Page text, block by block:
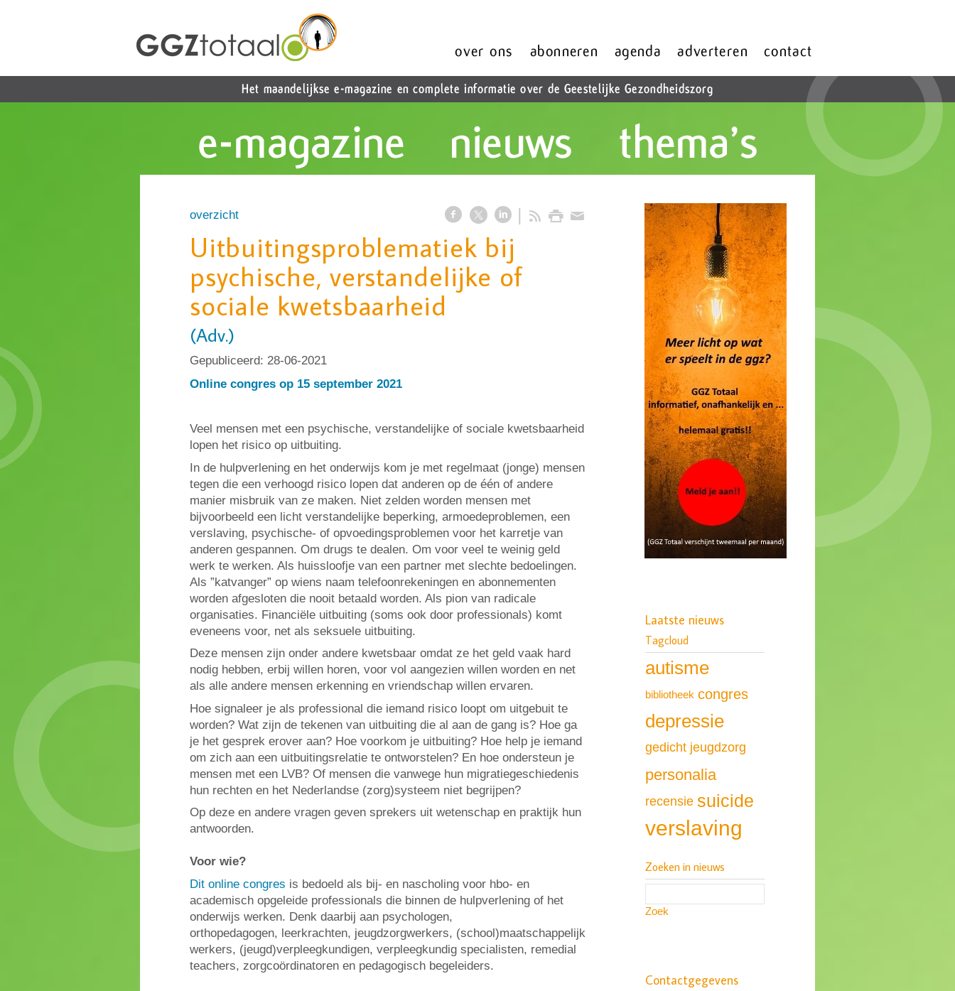
overzicht
Uitbuitingsproblematiek bij
psychische, verstandelijke of
sociale kwetsbaarheid
(Adv.)
Gepubliceerd: 28-06-2021
Online congres op 15 september 2021
Veel mensen met een psychische, verstandelijke of sociale kwetsbaarheid
lopen het risico op uitbuiting.
In de hulpverlening en het onderwijs kom je met regelmaat (jonge) mensen
tegen die een verhoogd risico lopen dat anderen op de één of andere
manier misbruik van ze maken. Niet zelden worden mensen met
bijvoorbeeld een licht verstandelijke beperking, armoedeproblemen, een
verslaving, psychische- of opvoedingsproblemen voor het karretje van
anderen gespannen. Om drugs te dealen. Om voor veel te weinig geld
werk te werken. Als huissloofje van een partner met slechte bedoelingen.
Als ”katvanger” op wiens naam telefoonrekeningen en abonnementen
worden afgesloten die nooit betaald worden. Als pion van radicale
organisaties. Financiële uitbuiting (soms ook door professionals) komt
eveneens voor, net als seksuele uitbuiting.
Deze mensen zijn onder andere kwetsbaar omdat ze het geld vaak hard
nodig hebben, erbij willen horen, voor vol aangezien willen worden en net
als alle andere mensen erkenning en vriendschap willen ervaren.
Hoe signaleer je als professional die iemand risico loopt om uitgebuit te
worden? Wat zijn de tekenen van uitbuiting die al aan de gang is? Hoe ga
je het gesprek erover aan? Hoe voorkom je uitbuiting? Hoe help je iemand
om zich aan een uitbuitingsrelatie te ontworstelen? En hoe ondersteun je
mensen met een LVB? Of mensen die vanwege hun migratiegeschiedenis
hun rechten en het Nederlandse (zorg)systeem niet begrijpen?
Op deze en andere vragen geven sprekers uit wetenschap en praktijk hun
antwoorden.
Voor wie?
Dit online congres is bedoeld als bij- en nascholing voor hbo- en
academisch opgeleide professionals die binnen de hulpverlening of het
onderwijs werken. Denk daarbij aan psychologen,
orthopedagogen, leerkrachten, jeugdzorgwerkers, (school)maatschappelijk
werkers, (jeugd)verpleegkundigen, verpleegkundig specialisten, remedial
teachers, zorgcoördinatoren en pedagogisch begeleiders.
Laatste nieuws
Tagcloud
autisme
bibliotheek congres
depressie
gedicht jeugdzorg
personalia
recensie suicide
verslaving
Zoeken in nieuws
Zoek
Contactgegevens